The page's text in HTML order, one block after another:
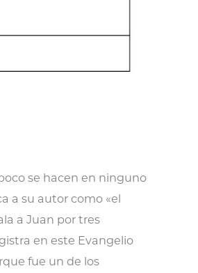
se hacen en ninguno
a su autor como «el
a Juan por tres
en este Evangelio
fue un de los